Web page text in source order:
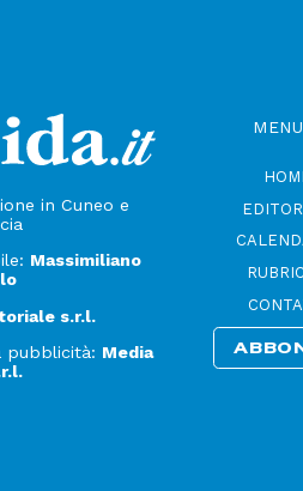
in Cuneo e
Massimiliano
s.r.l.
pubblicità: Media
MENU